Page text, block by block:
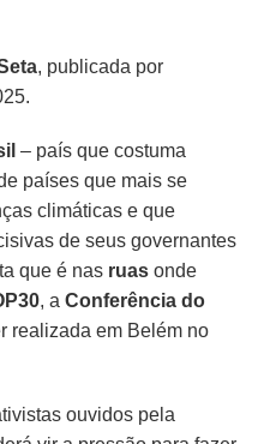
, publicada por
– país que costuma
países que mais se
climáticas e que
de seus governantes
que é nas ruas onde
, aConferência do
realizada em Belém no
ouvidos pela